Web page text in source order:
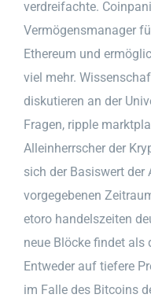
verdreifachte.
Vermögensmanager
Ethereum und
viel mehr.
diskutieren an der
Fragen, ripple
Alleinherrscher der
sich der Basiswert der
vorgegebenen
etoro handelszeiten
neue Blöcke findet als
Entweder auf tiefere
im Falle des Bitcoins